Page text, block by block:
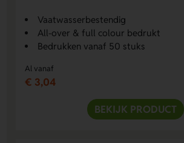
Vaatwasserbestendig
All-over & full colour bedrukt
Bedrukken vanaf 50 stuks
Al vanaf
€ 3,04
BEKIJK PRODUCT